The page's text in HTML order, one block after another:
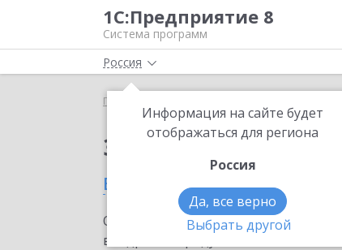
1С:Предприятие 8
Система программ
Россия
Информация на сайте будет
отображаться для региона
Россия
Да, все верно
Выбрать другой
Главная Информационная
Заказать
в Республике Алтай
Ознакомьтесь с информационными
внедрение продукта.